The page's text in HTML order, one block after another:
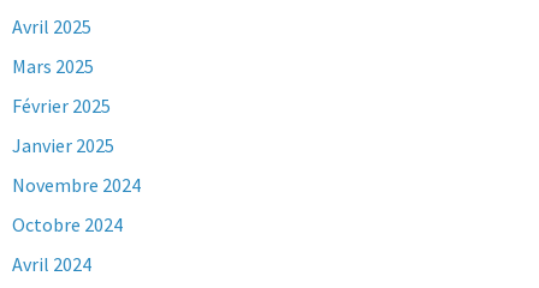
Avril 2025
Mars 2025
Février 2025
Janvier 2025
Novembre 2024
Octobre 2024
Avril 2024